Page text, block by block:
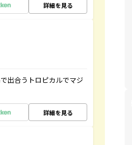
詳細を見る
出合うトロピカルでマジ
詳細を見る